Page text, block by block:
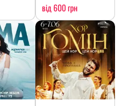
від 600 грн